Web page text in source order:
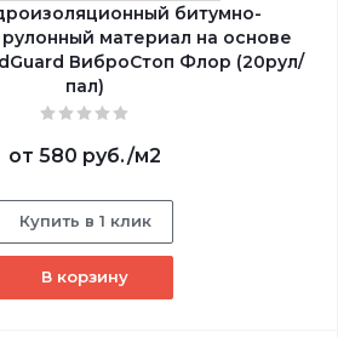
битумно-
материал на основе
ВиброСтоп Флор (20рул/
пал)
от 580 руб./м2
Купить в 1 клик
В корзину